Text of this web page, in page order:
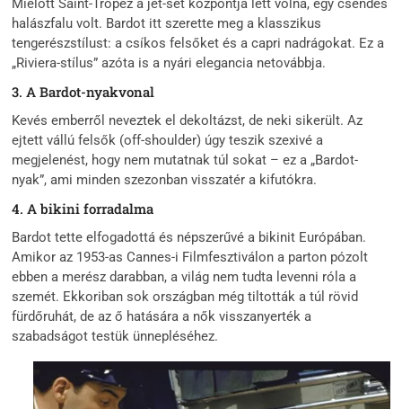
Mielőtt Saint-Tropez a jet-set központja lett volna, egy csendes
halászfalu volt. Bardot itt szerette meg a klasszikus
tengerészstílust: a csíkos felsőket és a capri nadrágokat. Ez a
„Riviera-stílus” azóta is a nyári elegancia netovábbja.
3. A Bardot-nyakvonal
Kevés emberről neveztek el dekoltázst, de neki sikerült. Az
ejtett vállú felsők (off-shoulder) úgy teszik szexivé a
megjelenést, hogy nem mutatnak túl sokat – ez a „Bardot-
nyak”, ami minden szezonban visszatér a kifutókra.
4. A bikini forradalma
Bardot tette elfogadottá és népszerűvé a bikinit Európában.
Amikor az 1953-as Cannes-i Filmfesztiválon a parton pózolt
ebben a merész darabban, a világ nem tudta levenni róla a
szemét. Ekkoriban sok országban még tiltották a túl rövid
fürdőruhát, de az ő hatására a nők visszanyerték a
szabadságot testük ünnepléséhez.